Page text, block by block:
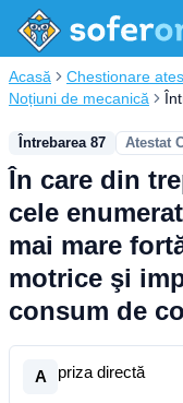
Acasă Chestionare
Noțiuni de mecanică
Întrebarea 87 Atestat
În care din
cele
mai mare
motrice şi
consum de
A priza directă